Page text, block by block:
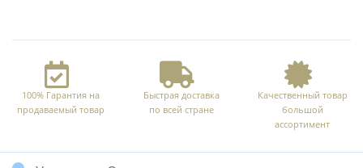
100% Гарантия на
продаваемый товар
Быстрая доставка
по всей стране
Качественный товар
большой
ассортимент